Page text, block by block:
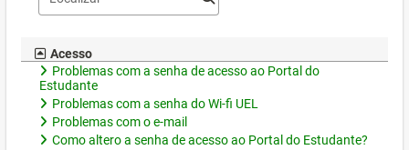
Acesso
Problemas com a senha de acesso ao Portal do
Estudante
Problemas com a senha do Wi-fi UEL
Problemas com o e-mail
Como altero a senha de acesso ao Portal do Estudante?